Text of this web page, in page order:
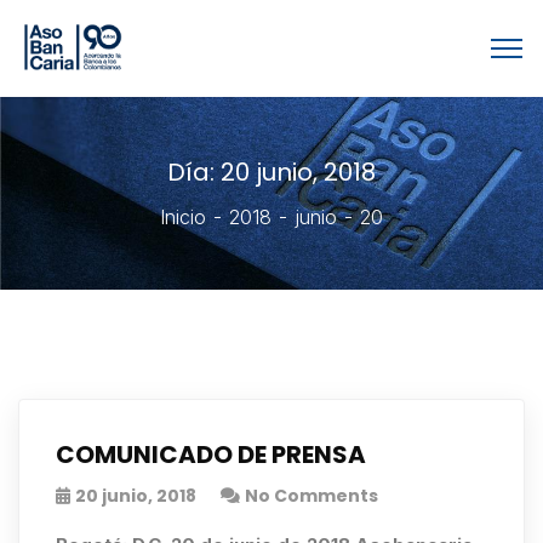
Día:20 junio, 2018
Inicio 2018 junio 20
COMUNICADO DE PRENSA
20 junio, 2018 No Comments